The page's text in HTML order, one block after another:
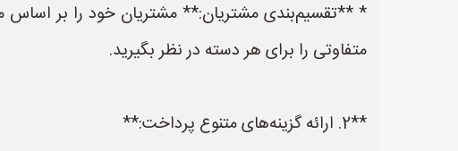
* **تقسیم‌بندی مشتریان:** مشتریان خود را بر اساس
متفاوتی را برای هر دسته در نظر بگیرید.
**2. ارائه گزینه‌های متنوع پرداخت:**